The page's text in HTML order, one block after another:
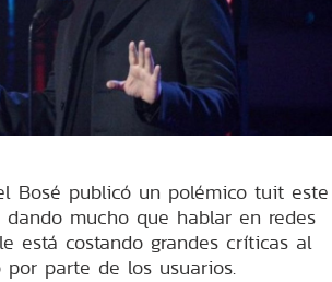
Bosé publicó un polémico tuit este
dando mucho que hablar en redes
está costando grandes críticas al
por parte de los usuarios.